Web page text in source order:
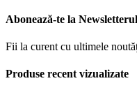
Abonează-te la
Fii la curent cu ultimele
Produse recent vizualizate